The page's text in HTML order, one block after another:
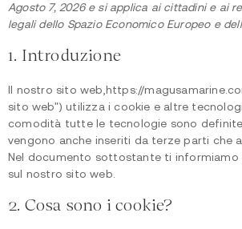
Agosto 7, 2026 e si applica ai cittadini e ai
legali dello Spazio Economico Europeo e
1. Introduzione
Il nostro sito web, https://
sito web") utilizza i cookie e altre
comodità tutte le tecnologie sono
vengono anche inseriti da terze parti che
Nel documento sottostante ti informiamo
sul nostro sito web.
2. Cosa sono i cookie?